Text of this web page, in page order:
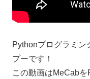
Pythonプログラミン
プーです！
この動画はMeCabを